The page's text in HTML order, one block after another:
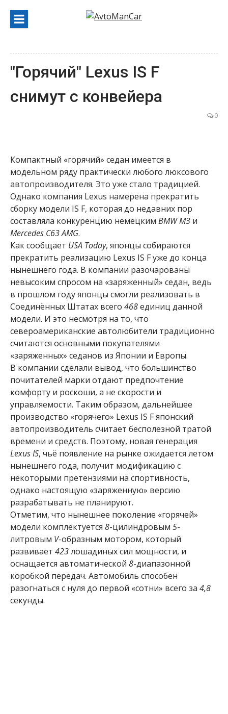
содержанию
"Горячий" Lexus IS F
снимут с конвейера
0
Компактный «горячий» седан имеется в
модельном ряду практически любого люксового
автопроизводителя. Это уже стало традицией.
Однако компания Lexus намерена прекратить
сборку модели IS F, которая до недавних пор
составляла конкуренцию немецким BMW M3 и
Mercedes C63 AMG.
Как сообщает USA Today, японцы собираются
прекратить реализацию Lexus IS F уже до конца
нынешнего года. В компании разочарованы
невысоким спросом на «заряженный» седан, ведь
в прошлом году японцы смогли реализовать в
Соединённых Штатах всего 468единиц данной
модели. И это несмотря на то, что
североамериканские автолюбители традиционно
считаются основными покупателями
«заряженных» седанов из Японии и Европы.
В компании сделали вывод, что большинство
почитателей марки отдают предпочтение
комфорту и роскоши, а не скорости и
управляемости. Таким образом, дальнейшее
производство «горячего» Lexus IS F японский
автопроизводитель считает бесполезной тратой
времени и средств. Поэтому, новая генерация
Lexus IS, чьё появление на рынке ожидается летом
нынешнего года, получит модификацию с
некоторыми претензиями на спортивность,
однако настоящую «заряженную» версию
разрабатывать не планируют.
Отметим, что нынешнее поколение «горячей»
модели комплектуется 8-цилиндровым 5-
литровым V-образным мотором, который
развивает 423лошадиных сил мощности, и
оснащается автоматической 8-диапазонной
коробкой передач. Автомобиль способен
разогнаться с нуля до первой «сотни» всего за 4,8
секунды.